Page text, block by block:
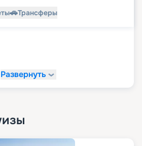
🚗Трансферы
Развернуть